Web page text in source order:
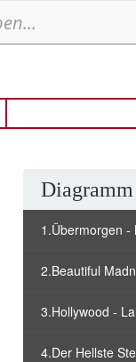
1.Übermorgen -
2.Beautiful
3.Hollywood -
4.Der Hellste